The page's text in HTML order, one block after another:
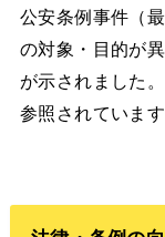
公安条例事件（
の対象・目的が
が示されました
参照されています